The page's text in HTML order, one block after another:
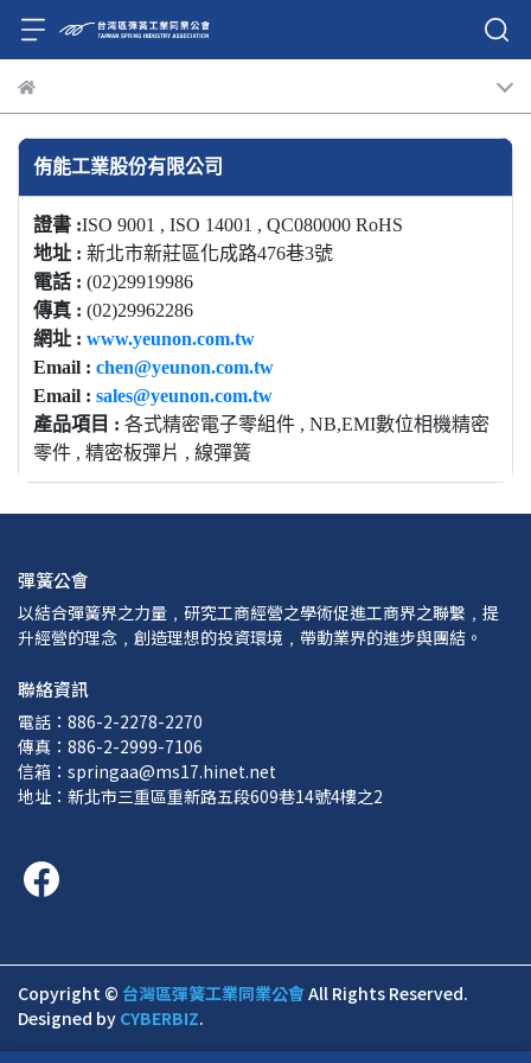
侑能工業股份有限公司
證書 :ISO 9001 , ISO 14001 , QC080000 RoHS
地址 : 新北市新莊區化成路476巷3號
電話 : (02)29919986
傳真 : (02)29962286
網址 : www.yeunon.com.tw
Email : chen@yeunon.com.tw
Email : sales@yeunon.com.tw
產品項目 : 各式精密電子零組件 , NB,EMI數位相機精密
零件 , 精密板彈片 , 線彈簧
彈簧公會
以結合彈簧界之力量﹐研究工商經營之學術促進工商界之聯繫﹐提
升經營的理念﹐創造理想的投資環境﹐帶動業界的進步與團結。
聯絡資訊
電話：886-2-2278-2270
傳真：886-2-2999-7106
信箱：springaa@ms17.hinet.net
地址：新北市三重區重新路五段609巷14號4樓之2
Copyright © 台灣區彈簧工業同業公會All Rights Reserved.
Designed by CYBERBIZ.